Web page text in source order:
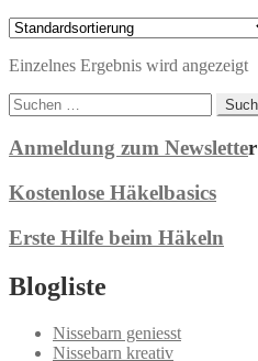
Einzelnes Ergebnis wird angezeigt
Suchen
nach:
Anmeldung zum Newsletter
Kostenlose Häkelbasics
Erste Hilfe beim Häkeln
Blogliste
Nissebarn geniesst
Nissebarn kreativ